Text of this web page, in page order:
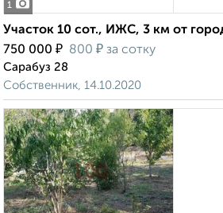
1
Участок 10 сот., ИЖС, 3 км от
750 000 ₽ 800 ₽ за сотку
Сарабуз 28
Собственник, 14.10.2020